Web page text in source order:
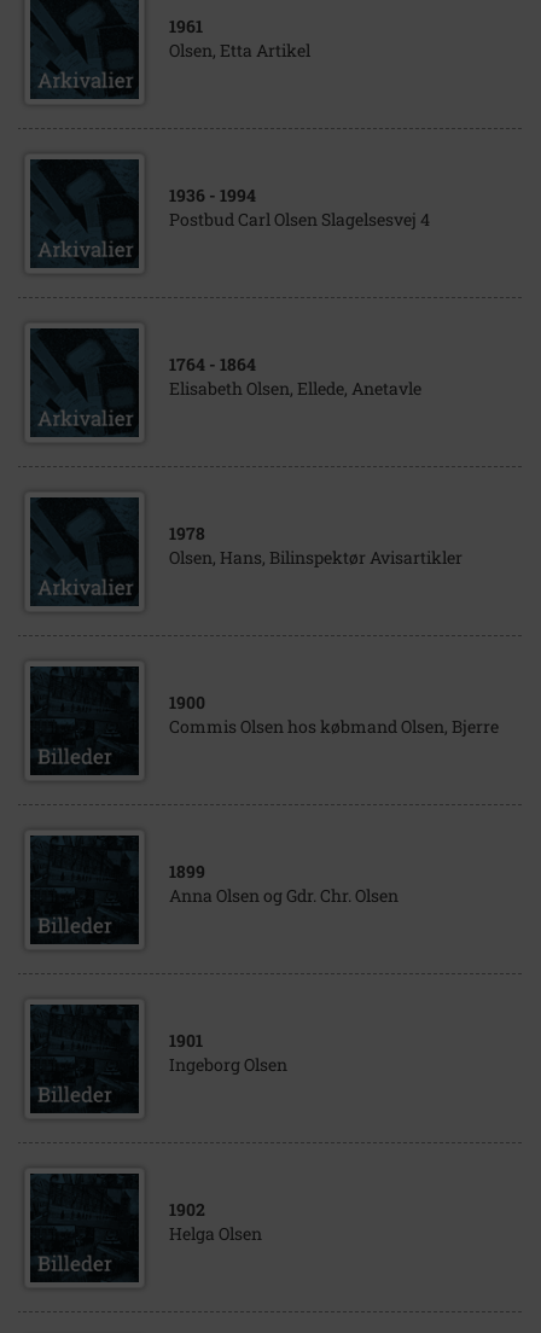
1961
Olsen, Etta Artikel
1936 - 1994
Postbud Carl Olsen Slagelsesvej 4
1764 - 1864
Elisabeth Olsen, Ellede, Anetavle
1978
Olsen, Hans, Bilinspektør Avisartikler
1900
Commis Olsen hos købmand Olsen, Bjerre
1899
Anna Olsen og Gdr. Chr. Olsen
1901
Ingeborg Olsen
1902
Helga Olsen